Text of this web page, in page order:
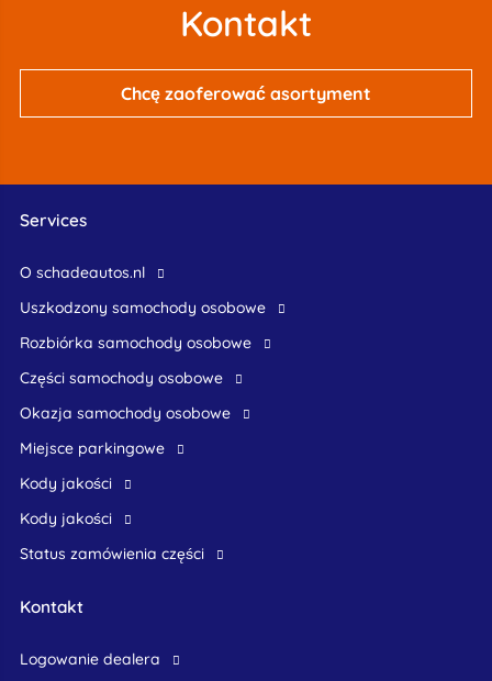
Kontakt
Chcę zaoferować asortyment
Services
O schadeautos.nl
uszkodzony samochody osobowe
rozbiórka samochody osobowe
części samochody osobowe
okazja samochody osobowe
Miejsce parkingowe
Kody jakości
Kody jakości
Status zamówienia części
Kontakt
logowanie dealera